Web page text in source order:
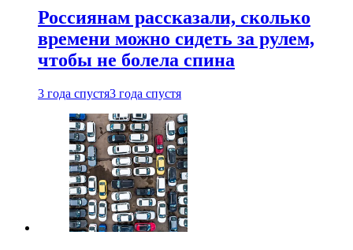
Россиянам рассказали, сколько
времени можно сидеть за рулем,
чтобы не болела спина
3 года спустя3 года спустя